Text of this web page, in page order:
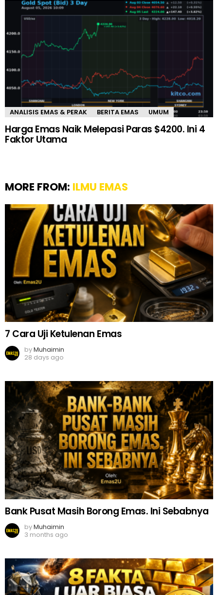
ANALISIS EMAS & PERAK BERITA EMAS UMUM
Harga Emas Naik Melepasi Paras $4200. Ini 4
Faktor Utama
MORE FROM: ILMU EMAS
7 Cara Uji Ketulenan Emas
byMuhaimin
28 days ago
Bank Pusat Masih Borong Emas. Ini Sebabnya
byMuhaimin
3 months ago